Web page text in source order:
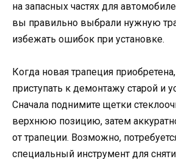
на запасных частях для
вы правильно выбрали нужную
избежать ошибок при установке.
Когда новая трапеция
приступать к демонтажу старой и
Сначала поднимите щетки
верхнюю позицию, затем
от трапеции. Возможно,
специальный инструмент для